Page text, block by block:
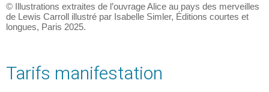
© Illustrations extraites de l’ouvrage Alice au pays des merveilles
de Lewis Carroll illustré par Isabelle Simler, Éditions courtes et
longues, Paris 2025.
Tarifs manifestation